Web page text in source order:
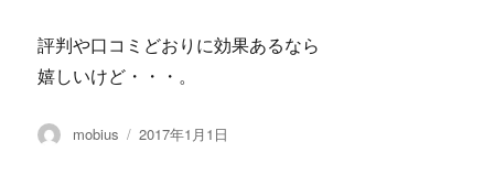
評判や口コミどおりに効果あるなら
嬉しいけど・・・。
投
mobius
投
2017年1月1日